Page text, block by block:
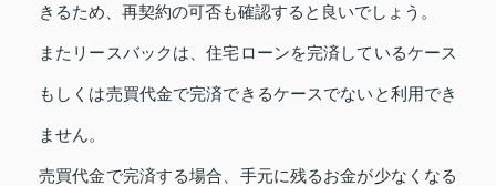
きるため、再契約の可否も確認すると良いでしょう。
またリースバックは、住宅ローンを完済しているケース
もしくは売買代金で完済できるケースでないと利用でき
ません。
売買代金で完済する場合、手元に残るお金が少なくなる